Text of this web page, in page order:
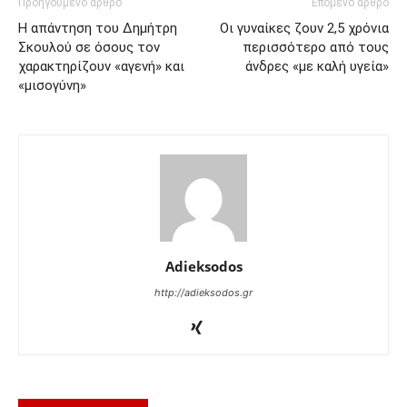
Προηγούμενο άρθρο
Η απάντηση του Δημήτρη
Σκουλού σε όσους τον
χαρακτηρίζουν «αγενή» και
«μισογύνη»
Επόμενο άρθρο
Οι γυναίκες ζουν 2,5 χρόνια
περισσότερο από τους
άνδρες «με καλή υγεία»
Adieksodos
http://adieksodos.gr